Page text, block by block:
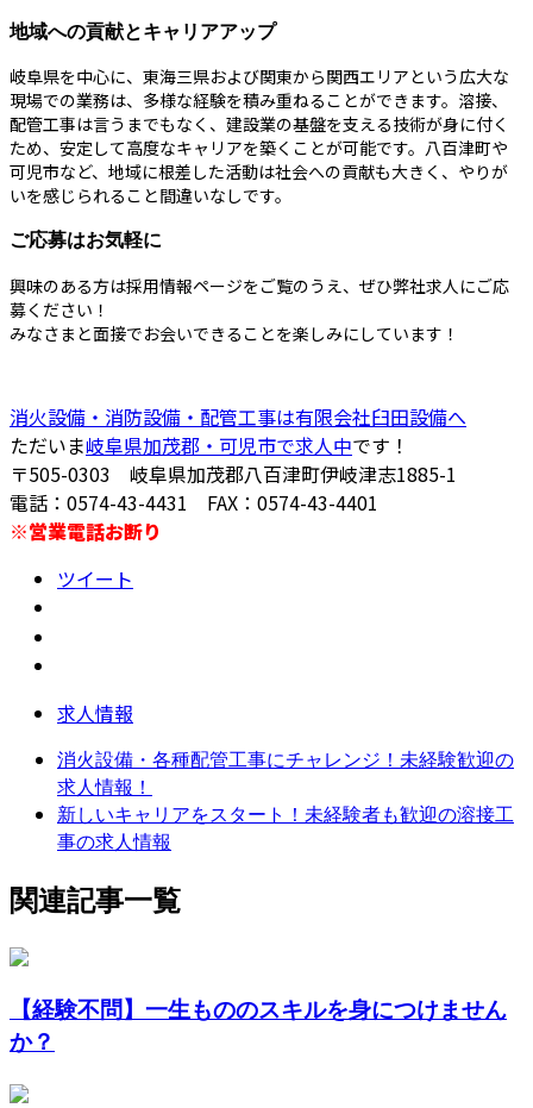
地域への貢献とキャリアアップ
岐阜県を中心に、東海三県および関東から関西エリアという広大な
現場での業務は、多様な経験を積み重ねることができます。溶接、
配管工事は言うまでもなく、建設業の基盤を支える技術が身に付く
ため、安定して高度なキャリアを築くことが可能です。八百津町や
可児市など、地域に根差した活動は社会への貢献も大きく、やりが
いを感じられること間違いなしです。
ご応募はお気軽に
興味のある方は採用情報ページをご覧のうえ、ぜひ弊社求人にご応
募ください！
みなさまと面接でお会いできることを楽しみにしています！
消火設備・消防設備・配管工事は有限会社臼田設備へ
ただいま岐阜県加茂郡・可児市で求人中です！
〒505-0303 岐阜県加茂郡八百津町伊岐津志1885-1
電話：0574-43-4431 FAX：0574-43-4401
※営業電話お断り
ツイート
求人情報
消火設備・各種配管工事にチャレンジ！未経験歓迎の
求人情報！
新しいキャリアをスタート！未経験者も歓迎の溶接工
事の求人情報
関連記事一覧
【経験不問】一生もののスキルを身につけません
か？